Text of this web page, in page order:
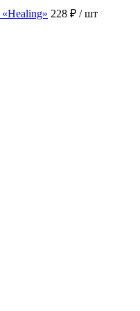
228 ₽ / шт